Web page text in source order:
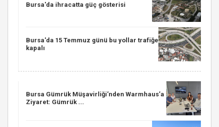
Bursa'da ihracatta güç gösterisi
Bursa'da 15 Temmuz günü bu yollar trafiğe
kapalı
Bursa Gümrük Müşavirliği’nden Warmhaus’a
Ziyaret: Gümrük ...